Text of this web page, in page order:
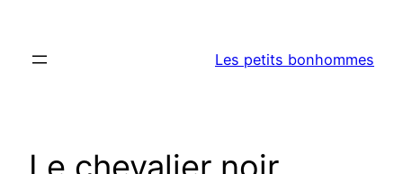
contenu
Les petits bonhommes